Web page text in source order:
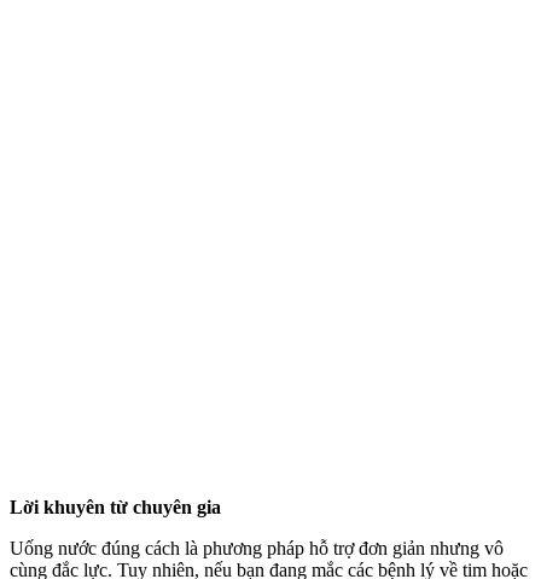
Lời khuyên từ chuyên gia
Uống nước đúng cách là phương pháp hỗ trợ đơn giản nhưng vô
cùng đắc lực. Tuy nhiên, nếu bạn đang mắc các bệnh lý về tim hoặc